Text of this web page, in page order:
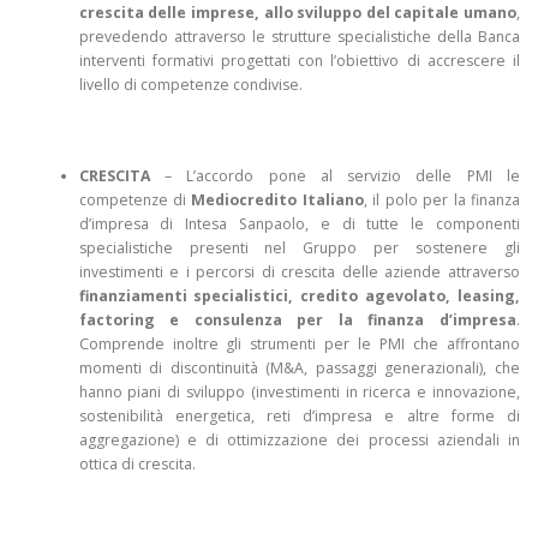
crescita delle imprese, allo sviluppo del capitale umano,
prevedendo attraverso le strutture specialistiche della Banca
interventi formativi progettati con l’obiettivo di accrescere il
livello di competenze condivise.
CRESCITA– L’accordo pone al servizio delle PMI le
competenze di Mediocredito Italiano, il polo per la finanza
d’impresa di Intesa Sanpaolo, e di tutte le componenti
specialistiche presenti nel Gruppo per sostenere gli
investimenti e i percorsi di crescita delle aziende attraverso
finanziamenti specialistici, credito agevolato, leasing,
factoring e consulenza per la finanza d’impresa.
Comprende inoltre gli strumenti per le PMI che affrontano
momenti di discontinuità (M&A, passaggi generazionali), che
hanno piani di sviluppo (investimenti in ricerca e innovazione,
sostenibilità energetica, reti d’impresa e altre forme di
aggregazione) e di ottimizzazione dei processi aziendali in
ottica di crescita.